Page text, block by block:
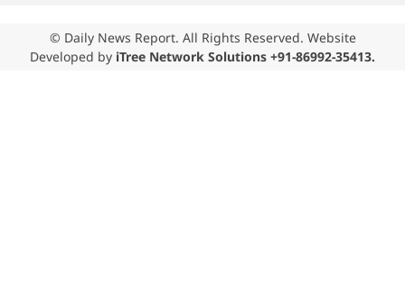
© Daily News Report. All Rights Reserved. Website
Developed by iTree Network Solutions +91-86992-35413.